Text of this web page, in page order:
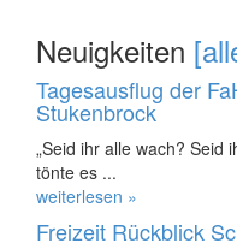
Neuigkeiten
Tagesausflug der
Stukenbrock
„Seid ihr alle wach? Seid
tönte es ...
weiterlesen »
Freizeit Rückblick